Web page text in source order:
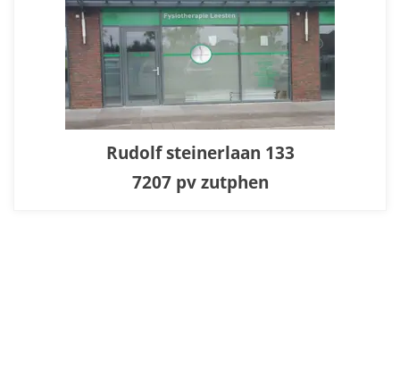
Rudolf steinerlaan 133
7207 pv zutphen